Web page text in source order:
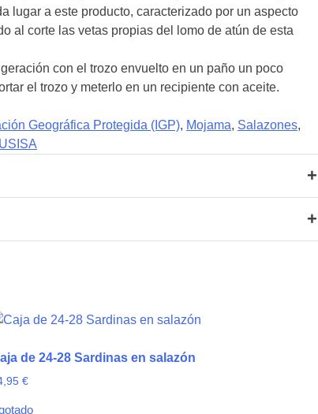
lugar a este producto, caracterizado por un aspecto
al corte las vetas propias del lomo de atún de esta
con el trozo envuelto en un paño un poco
el trozo y meterlo en un recipiente con aceite.
Geográfica Protegida (IGP), Mojama, Salazones,
USISA
+
+
de 24-28 Sardinas en salazón
€